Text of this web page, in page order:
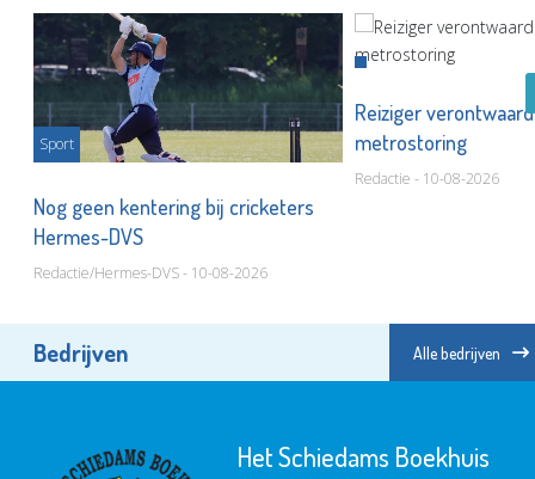
Sport
Nog geen kentering bij cricketers
Hermes-DVS
Redactie/Hermes-DVS - 10-08-2026
Reiziger
metrostoring
Redactie - 10-08-2026
Bedrijven Alle bedrijven
Het Schiedams Boekhuis